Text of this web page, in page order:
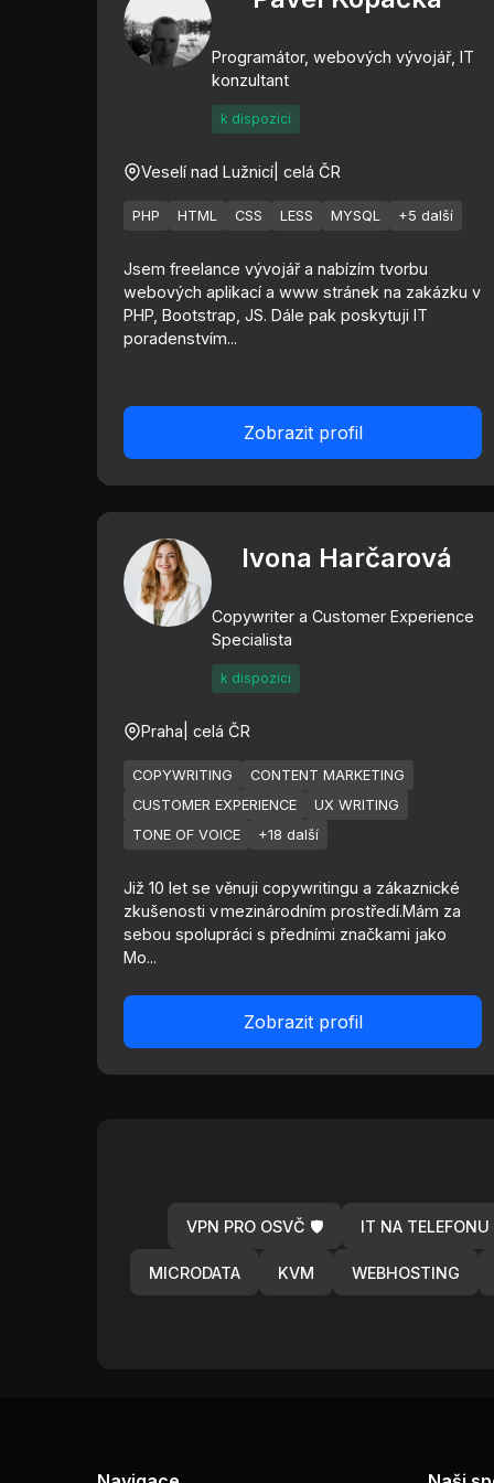
Programátor, webových vývojář, IT
konzultant
k dispozici
Veselí nad Lužnicí | celá ČR
PHP HTML CSS LESS MYSQL +5 další
Jsem freelance vývojář a nabízím tvorbu
webových aplikací a www stránek na zakázku v
PHP, Bootstrap, JS. Dále pak poskytuji IT
poradenstvím...
Zobrazit profil
Ivona Harčarová
Copywriter a Customer Experience
Specialista
k dispozici
Praha | celá ČR
COPYWRITING
CONTENT MARKETING
CUSTOMER EXPERIENCE
UX WRITING
TONE OF VOICE
+18 další
Již 10 let se věnuji copywritingu a zákaznické
zkušenosti v mezinárodním prostředí.Mám za
sebou spolupráci s předními značkami jako
Mo...
Zobrazit profil
VPN PRO OSVČ 🛡️ IT NA TELEFONU
MICRODATA KVM WEBHOSTING